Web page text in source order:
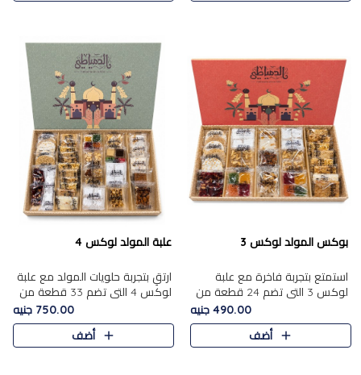
بوكس المولد لوكس 3
استمتع بتجربة فاخرة مع علبة
لوكس 3 التي تضم 24 قطعة من
أشهر حلويات المولد الشرقية
المختارة بعناية. تحتوي التشكيلة
على الجزرية بالفول، والملب..
490.00 جنيه
أضف
علبة المولد لوكس 4
ارتقِ بتجربة حلويات المولد مع علبة
لوكس 4 التي تضم 33 قطعة من
تشكيلة فاخرة ومتنوعة من أشهر
الأصناف الشرقية. تحتوي العلبة على
الجزرية بالفول،..
750.00 جنيه
أضف